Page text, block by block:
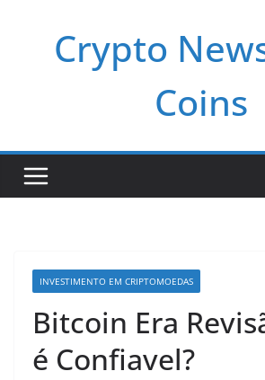
Crypto
Coins
INVESTIMENTO EM CRIPTOMOEDAS
Bitcoin Era
é Confiavel?